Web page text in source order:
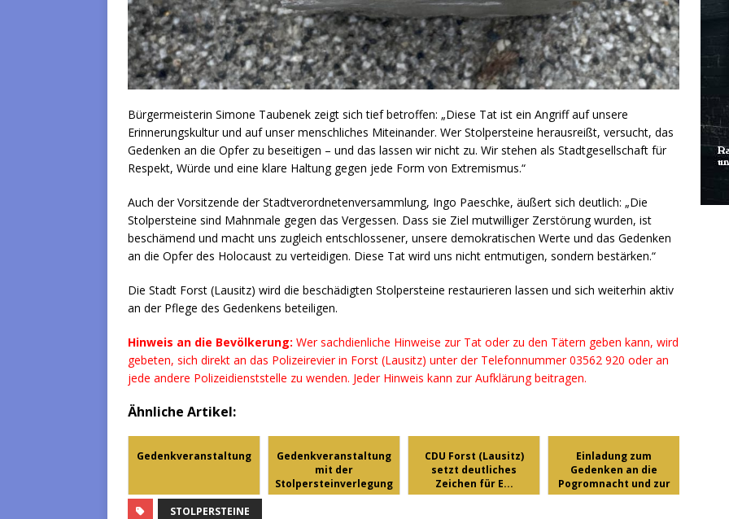
Bürgermeisterin Simone Taubenek zeigt sich tief betroffen: „Diese Tat ist ein Angriff auf unsere
Erinnerungskultur und auf unser menschliches Miteinander. Wer Stolpersteine herausreißt, versucht, das
Gedenken an die Opfer zu beseitigen – und das lassen wir nicht zu. Wir stehen als Stadtgesellschaft für
Respekt, Würde und eine klare Haltung gegen jede Form von Extremismus.“
Auch der Vorsitzende der Stadtverordnetenversammlung, Ingo Paeschke, äußert sich deutlich: „Die
Stolpersteine sind Mahnmale gegen das Vergessen. Dass sie Ziel mutwilliger Zerstörung wurden, ist
beschämend und macht uns zugleich entschlossener, unsere demokratischen Werte und das Gedenken
an die Opfer des Holocaust zu verteidigen. Diese Tat wird uns nicht entmutigen, sondern bestärken.“
Die Stadt Forst (Lausitz) wird die beschädigten Stolpersteine restaurieren lassen und sich weiterhin aktiv
an der Pflege des Gedenkens beteiligen.
Hinweis an die Bevölkerung: Wer sachdienliche Hinweise zur Tat oder zu den Tätern geben kann, wird
gebeten, sich direkt an das Polizeirevier in Forst (Lausitz) unter der Telefonnummer 03562 920 oder an
jede andere Polizeidienststelle zu wenden. Jeder Hinweis kann zur Aufklärung beitragen.
Ähnliche Artikel:
Gedenkveranstaltung
Gedenkveranstaltung
mit der
Stolpersteinverlegung
...
CDU Forst (Lausitz)
setzt deutliches
Zeichen für E...
Einladung zum
Gedenken an die
Pogromnacht und zur
...
STOLPERSTEINE